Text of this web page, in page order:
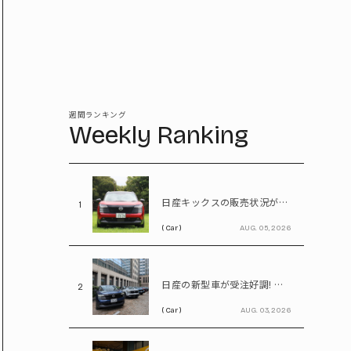
週間ランキング
Weekly Ranking
1 日産キックスの販売状況が判明! 受注台数1.1台超、どんな人が買っている?
( Car ) AUG. 05, 2026
2 日産の新型車が受注好調! エルグランドは8,000台、キックスは1.1万台に到達
( Car ) AUG. 03, 2026